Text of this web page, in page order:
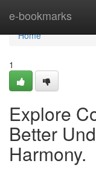
e-bookmarks
Home
Home
1
Explore
Better
Harmony.